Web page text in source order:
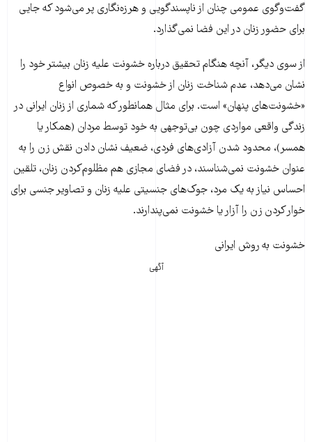
گفت‌وگوی عمومی چنان از ناپسندگویی و هرزه‌نگاری پر می‌شود که جایی
برای حضور زنان در این فضا نمی‌گذارد.
از سوی دیگر، آنچه هنگام تحقیق درباره خشونت علیه زنان بیشتر خود را
نشان می‌دهد، عدم شناخت زنان از خشونت و به خصوص انواع
«خشونت‌های پنهان» است. برای مثال همانطور که شماری از زنان ایرانی در
زندگی واقعی مواردی چون بی‌توجهی به خود توسط مردان (همکار یا
همسر)، محدود شدن آزادی‌های فردی‌، ضعیف نشان دادن نقش زن را به
عنوان خشونت نمی‌شناسند، در فضای مجازی هم مظلوم‌کردن زنان، تلقین
احساس نیاز به یک مرد، جوک‌های جنسیتی علیه زنان و تصاویر جنسی برای
خوار کردن زن را آزار یا خشونت نمی‌پندارند.
خشونت به روش ایرانی
آگهی